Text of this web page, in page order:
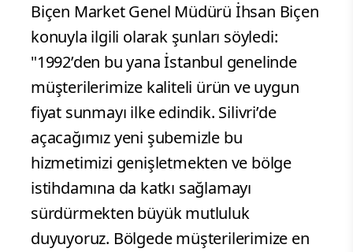
Biçen Market Genel Müdürü İhsan Biçen
konuyla ilgili olarak şunları söyledi:
"1992’den bu yana İstanbul genelinde
müşterilerimize kaliteli ürün ve uygun
fiyat sunmayı ilke edindik. Silivri’de
açacağımız yeni şubemizle bu
hizmetimizi genişletmekten ve bölge
istihdamına da katkı sağlamayı
sürdürmekten büyük mutluluk
duyuyoruz. Bölgede müşterilerimize en